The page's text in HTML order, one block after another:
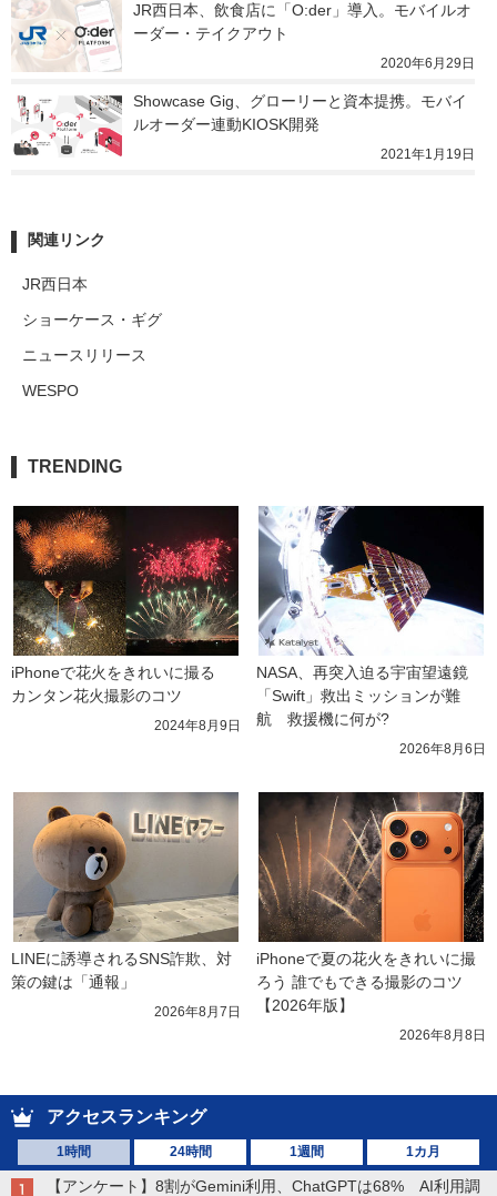
JR西日本、飲食店に「O:der」導入。モバイルオ
ーダー・テイクアウト
2020年6月29日
Showcase Gig、グローリーと資本提携。モバイ
ルオーダー連動KIOSK開発
2021年1月19日
関連リンク
JR西日本
ショーケース・ギグ
ニュースリリース
WESPO
TRENDING
iPhoneで花火をきれいに撮る
カンタン花火撮影のコツ
2024年8月9日
NASA、再突入迫る宇宙望遠鏡
「Swift」救出ミッションが難
航　救援機に何が?
2026年8月6日
LINEに誘導されるSNS詐欺、対
策の鍵は「通報」
2026年8月7日
iPhoneで夏の花火をきれいに撮
ろう 誰でもできる撮影のコツ
【2026年版】
2026年8月8日
アクセスランキング
1時間 24時間 1週間 1カ月
【アンケート】8割がGemini利用、ChatGPTは68% AI利用調